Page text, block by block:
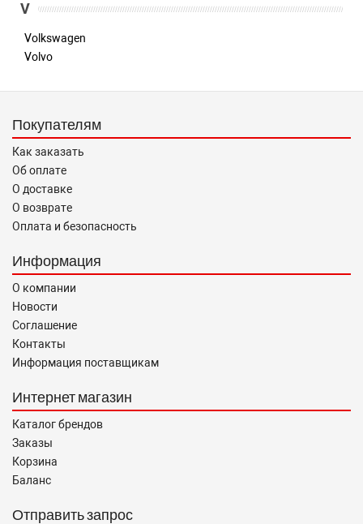
V
Volkswagen
Volvo
Покупателям
Как заказать
Об оплате
О доставке
О возврате
Оплата и безопасность
Информация
О компании
Новости
Соглашение
Контакты
Информация поставщикам
Интернет магазин
Каталог брендов
Заказы
Корзина
Баланс
Отправить запрос